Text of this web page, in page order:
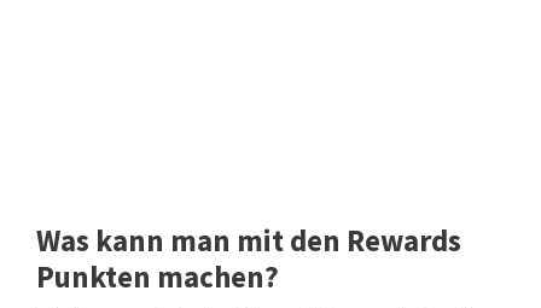
Was kann man mit den Rewards
Punkten machen?